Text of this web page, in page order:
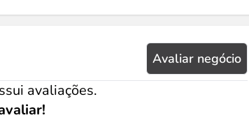
Avaliar negócio
avaliações.